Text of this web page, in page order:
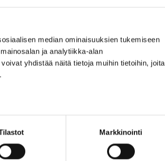
median ominaisuuksien tukemiseen
ja analytiikka-alan
yhdistää näitä tietoja muihin tietoihin, joita
Markkinointi
Tehtaat
Ovitie 1
91300 Ylikiiminki
Kaskipuu Viitasaari